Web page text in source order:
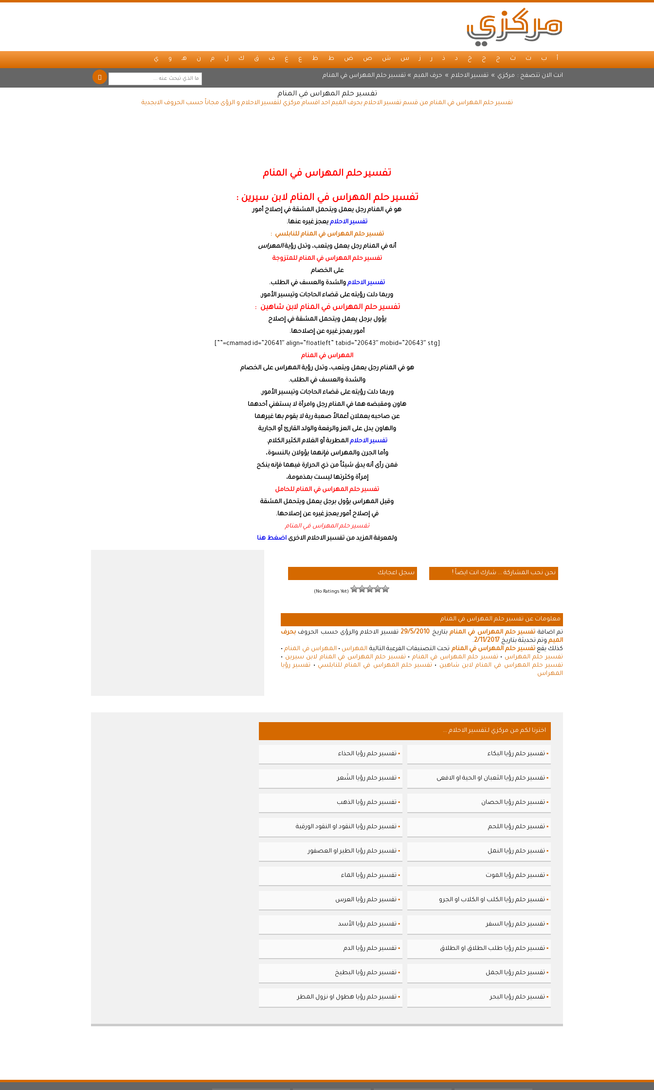
أ ب ت ث ج ح خ د ذ ر ز س ش ص ض ط ظ ع غ ف ق ك ل م ن هـ و ي
انت الان تتصفح : مركزي » تفسير الاحلام » حرف الميم » تفسير حلم المهراس في المنام
تفسير حلم المهراس في المنام
تفسير حلم المهراس في المنام من قسم تفسير الاحلام بحرف الميم احد اقسام مركزي لتفسير الاحلام و الرؤى مجاناً حسب الحروف الابجدية
تفسير حلم المهراس في المنام
تفسير حلم المهراس في المنام لابن سيرين :
هو في المنام رجل يعمل ويتحمل المشقة في إصلاح أمور
تفسير الاحلام يعجز غيره عنها.
تفسير حلم المهراس في المنام للنابلسي :
أنه في المنام رجل يعمل ويتعب، وتدل رؤيةالمهراس
تفسير حلم المهراس في المنام للمتزوجة
على الخصام
تفسير الاحلام والشدة والعسف في الطلب.
وربما دلت رؤيته على قضاء الحاجات وتيسير الأمور.
تفسير حلم المهراس في المنام لابن شاهين :
يؤول برجل يعمل ويتحمل المشقة في إصلاح
أمور يعجز غيره عن إصلاحها.
[cmamad id=”20641″ align=”floatleft” tabid=”20643″ mobid=”20643″ stg=””]
المهراس في المنام
هو في المنام رجل يعمل ويتعب، وتدل رؤية المهراس على الخصام
والشدة والعسف في الطلب.
وربما دلت رؤيته على قضاء الحاجات وتيسير الأمور.
هاون ومقبضه هما في المنام رجل وامرأة لا يستغني أحدهما
عن صاحبه يعملان أعمالاً صعبة رية لا يقوم بها غيرهما
والهاون يدل على العز والرفعة والولد القارئ أو الجارية
تفسير الاحلام المطربة أو الغلام الكثير الكلام.
وأما الجرن والمهراس فإنهما يؤولان بالنسوة،
فمن رأى أنه يدق شيئاً من ذي الحرارة فيهما فإنه ينكح
إمرأة وكثرتها ليست بمذمومة،
تفسير حلم المهراس في المنام للحامل
وقيل المهراس يؤول برجل يعمل ويتحمل المشقة
في إصلاح أمور يعجز غيره عن إصلاحها.
تفسير حلم المهراس في المنام
ولمعرفة المزيد من تفسير الاحلام الاخرى اضغط هنا
نحن نحب المشاركة ... شارك انت ايضاً ! سجل اعجابك
(No Ratings Yet)
معلومات عن تفسير حلم المهراس في المنام
تم اضافة تفسير حلم المهراس في المنام بتاريخ 29/5/2010تفسير الاحلام والرؤى حسب الحروف بحرف
الميم وتم تحديثة بتاريخ 2/11/2017
.
كذلك يقعتفسير حلم المهراس في المنام تحت التصنيفات الفرعية التالية المهراس • المهراس في المنام•
تفسير حلم المهراس • تفسير حلم المهراس في المنام • تفسير حلم المهراس في المنام لابن سيرين •
تفسير حلم المهراس في المنام لابن شاهين • تفسير حلم المهراس في المنام للنابلسي • تفسير رؤيا
المهراس
اخترنا لكم من مركزي لـتفسير الاحلام ...
▪ تفسير حلم رؤيا البكاء ▪ تفسير حلم رؤيا الحذاء
▪ تفسير حلم رؤيا الثعبان او الحية او الافعى ▪ تفسير حلم رؤيا الشَعر
▪ تفسير حلم رؤيا الحصان ▪ تفسير حلم رؤيا الذهب
▪ تفسير حلم رؤيا اللحم ▪ تفسير حلم رؤيا النقود او النقود الورقية
▪ تفسير حلم رؤيا النمل ▪ تفسير حلم رؤيا الطير او العصفور
▪ تفسير حلم رؤيا الموت ▪ تفسير حلم رؤيا الماء
▪ تفسير حلم رؤيا الكلب او الكلاب او الجرو ▪ تفسير حلم رؤيا العرس
▪ تفسير حلم رؤيا السفر ▪ تفسير حلم رؤيا الأسد
▪ تفسير حلم رؤيا طلب الطلاق او الطلاق ▪ تفسير حلم رؤيا الدم
▪ تفسير حلم رؤيا الجمل ▪ تفسير حلم رؤيا البطيخ
▪ تفسير حلم رؤيا البحر ▪ تفسير حلم رؤيا هطول او نزول المطر